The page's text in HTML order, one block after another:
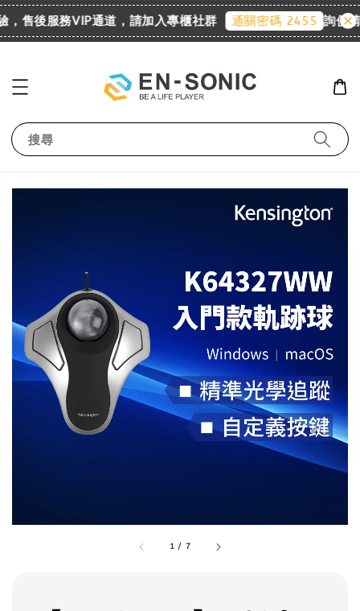
後服務VIP通道，請加入專櫃社群 通關密碼 2455 詢價請
搜尋
1 / 7